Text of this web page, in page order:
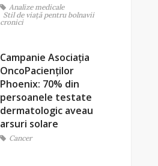
Analize medicale
Stil de viaţă pentru bolnavii
cronici
Campanie Asociația
OncoPacienților
Phoenix: 70% din
persoanele testate
dermatologic aveau
arsuri solare
Cancer